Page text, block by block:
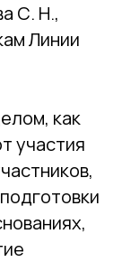
С. Н.,
Линии
как
участия